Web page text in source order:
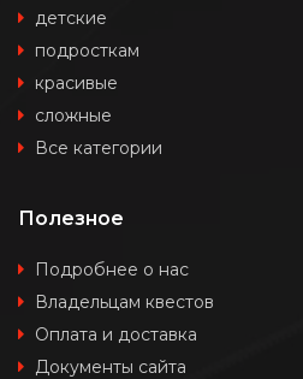
детские
подросткам
красивые
сложные
Все категории
Полезное
Подробнее о нас
Владельцам квестов
Оплата и доставка
Документы сайта